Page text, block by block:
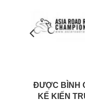
ĐƯỢC BÌNH
KẾ KIẾN